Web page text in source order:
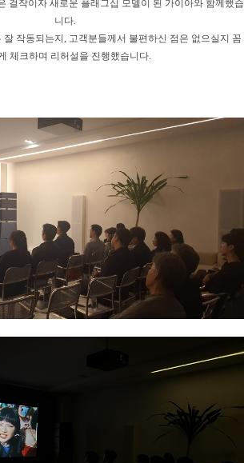
걸작이자 새로운 플래그십 모델이 된 가이아와 함께했습
니다.
작동되는지, 고객분들께서 불편하신 점은 없으실지 꼼
체크하며 리허설을 진행했습니다.